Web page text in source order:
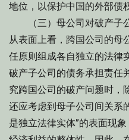
地位，以保护中国的外部债
（三）母公司对破产子
从表面上看，跨国公司的母
任原则组成各自独立的法律
破产子公司的债务承担责任
究跨国公司的破产问题时，
还应考虑到母子公司间关系
是独立法律实体”的表面现